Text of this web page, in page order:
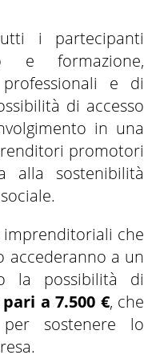
i partecipanti
e formazione,
e di
di accesso
in una
promotori
alla sostenibilità
che
accederanno a un
la possibilità di
a 7.500 €, che
sostenere lo